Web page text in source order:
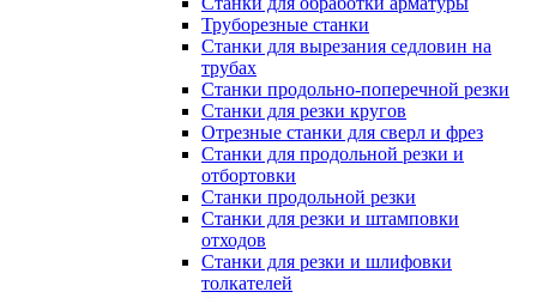
Труборезные станки
Станки для вырезания седловин на
трубаx
Станки продольно-поперечной резки
Станки для резки кругов
Отрезные станки для сверл и фрез
Станки для продольной резки и
отбортовки
Станки продольной резки
Станки для резки и штамповки
отходов
Станки для резки и шлифовки
толкателей